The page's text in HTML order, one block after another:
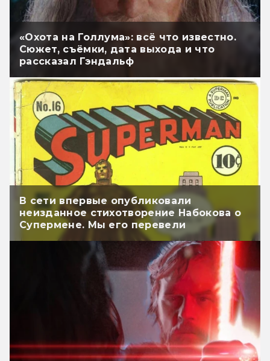
«Охота на Голлума»: всё что известно.
Сюжет, съёмки, дата выхода и что
рассказал Гэндальф
В сети впервые опубликовали
неизданное стихотворение Набокова о
Супермене. Мы его перевели